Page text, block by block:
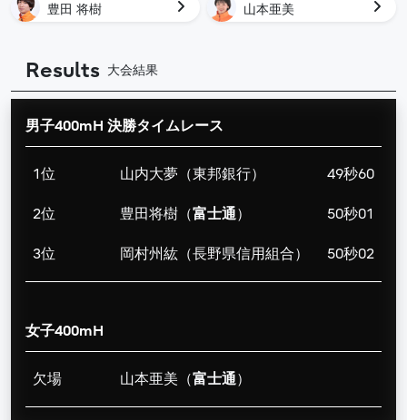
豊田 将樹 山本亜美
Results 大会結果
男子400mH 決勝タイムレース
1位 山内大夢（東邦銀行） 49秒60
2位 豊田将樹（富士通） 50秒01
3位 岡村州紘（長野県信用組合） 50秒02
女子400mH
欠場 山本亜美（富士通）